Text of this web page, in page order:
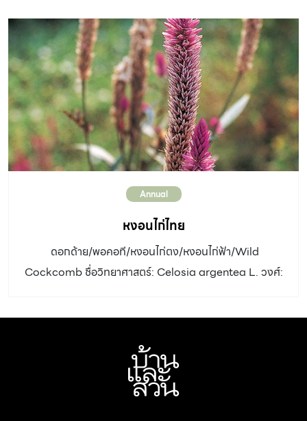
ต่างกันที่มีใบ ใบ: รูปไข่กลับแกมรูปรีแคบและยาวกว่า ปลายใบ
แหลม โคนใบสอบ ขอบใบย่นเป็นคลื่น เห็นเส้นใบชัดเจน เส้น
กลางใบด้านท้องใบมีสีแดงเรื่อ ก้านใบเป็นเหลี่ยมและมีร่อง สี
แดง ดอก: ออกที่ซอกกาบใบ จานรองดอกรูปใบหอก ยาว 5 –
6 เซนติเมตร ปลายเรียวแหลม สีเขียวขลิบสีม่วงแดง ปลีดอกสี
ม่วงเรื่อ ยาวประมาณ 6 เซนติเมตร ก้านช่อดอกกลม สีม่วง
แดงเรื่อ อัตราการเจริญเติบโต: ช้า ดิน: กาบมะพร้าวสับ น้ำ:
Annual
หงอนไก่ไทย
ดอกด้าย/พอคอที/หงอนไก่ตง/หงอนไก่ฟ้า/Wild
Cockcomb ชื่อวิทยาศาสตร์: Celosia argentea L. วงศ์:
ขนาด 1-5 x 5-12 เซนติเมตร ดอก: ช่อดอกเป็นแท่งกลม
ตั้งตรงขึ้น ยาว 5-15 เซนติเมตร ดอกย่อยอยู่ติดกับแกนช่อ
ดอกหนาแน่น ส่วนปลายกลีบสีชมพูม่วงหรือม่วงแดง